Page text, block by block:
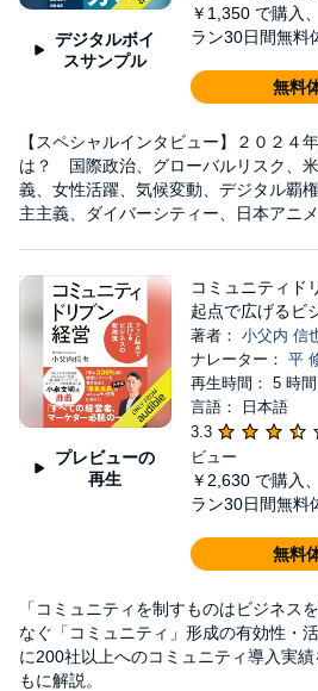
デジタルボイ
スサンプル
￥1,350 で購入
ラン30日間無料
無料
【スペシャルインタビュー】２０２４
は？ 国際政治、グローバルリスク、
義、女性活躍、気候変動、デジタル覇
主主義、ダイバーシティー、日本アニ
プレビューの
再生
コミュニティ
起点で広げるビ
著者： 小父内 信
ナレーター： 平
再生時間： 5 時
言語： 日本語
3.3
ビュー
￥2,630 で購入
ラン30日間無料
無料
「コミュニティを制すものはビジネス
なぐ「コミュニティ」形成の有効性・
に200社以上へのコミュニティ導入実
もに解説。